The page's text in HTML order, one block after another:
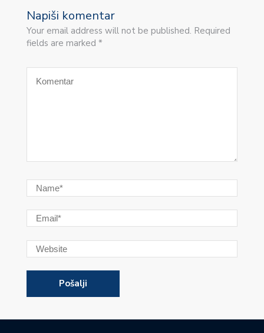
Napiši komentar
Your email address will not be published. Required
fields are marked *